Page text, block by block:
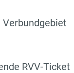
Verbundgebiet
RVV-Ticket